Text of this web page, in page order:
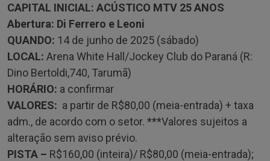
CAPITAL INICIAL: ACÚSTICO MTV 25 ANOS
Abertura: Di Ferrero e Leoni
QUANDO: 14 de junho de 2025 (sábado)
LOCAL: Arena White Hall/Jockey Club do Paraná (R:
Dino Bertoldi,740, Tarumã)
HORÁRIO: a confirmar
VALORES: a partir de R$80,00 (meia-entrada) + taxa
adm., de acordo com o setor. ***Valores sujeitos a
alteração sem aviso prévio.
PISTA – R$160,00 (inteira)/ R$80,00 (meia-entrada);